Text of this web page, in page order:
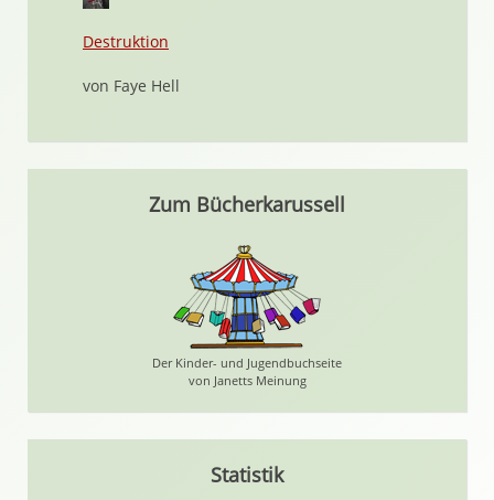
Destruktion
von Faye Hell
Zum Bücherkarussell
Der Kinder- und Jugendbuchseite
von Janetts Meinung
Statistik